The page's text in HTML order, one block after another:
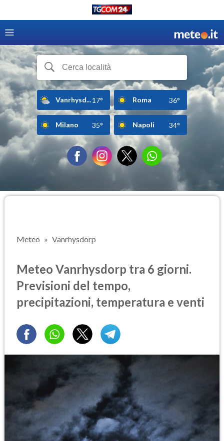
Vanrhysd...17° Roma 36°
Milano 35° Napoli 34°
Meteo Vanrhysdorp
Meteo Vanrhysdorp tra 6 giorni.
Previsioni del tempo,
precipitazioni, temperatura e venti